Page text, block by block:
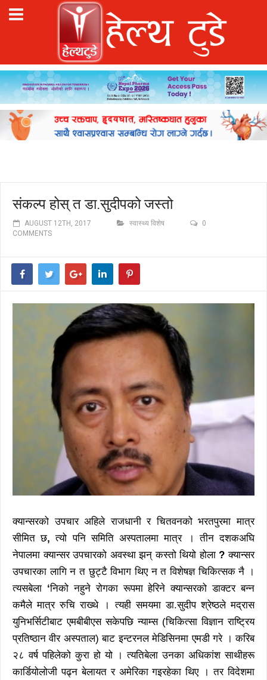
संकल्प होस् त डा.सुदीपको जस्तो
AUGUST 12TH, 2017 स्वास्थ्य विशेष
0
COMMENTS
क्यान्सरको उपचार अहिले राजधानी र चितवनको भरतपुरमा मात्र
सीमित छ,त्यो पनि समिति अस्पतालमा मात्र । तीन दशकअघि
नेपालमा क्यान्सर उपचारको अवस्था झन् कस्तो थियो होला ?क्यान्सर
उपचारका लागि न त छुट्टै विभाग थिए न त विशेषज्ञ चिकित्सक नै ।
त्यसबेला ‘निको नहुने रोगका रूपमा हेरिने क्यान्सरको डाक्टर बन्न
कमैले मात्र रुचि राख्थे । त्यही समयमा डा.सुदीप श्रेष्ठले मद्रास
युनिभर्सिटीबाट एमबीबीएस सकेपछि न्याम्स (चिकित्सा विज्ञान राष्ट्रिय
प्रतिष्ठान वीर अस्पताल) बाट इन्टरनल मेडिसिनमा एमडी गरे । करिब
२८ वर्ष पहिलेको कुरा हो यो । त्यतिबेला उनका अधिकांश साथीहरू
कार्डियोलोजी पढ्न बेलायत र अमेरिका गइरहेका थिए । तर विदेशमा